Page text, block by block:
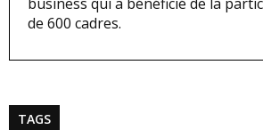
business qui a bénéficié de la
de 600 cadres.
TAGS